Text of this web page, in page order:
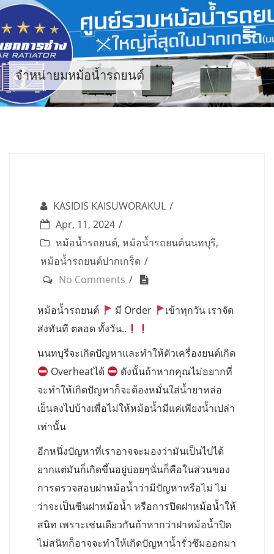
Skip
content
จำหน่ายมหม้อน้ำรถยนต์
KASIDIS KAISUWORAKUL
Apr, 11, 2024
หม้อน้ำรถยนต์, หม้อน้ำรถยนต์นนทบุรี,
หม้อน้ำรถยนต์ปากเกร็ด
No Comments
หม้อน้ำรถยนต์ มี Order
เข้าทุกวัน เราจัด
ส่งทันที ตลอด ทั้งวัน..
นนทบุรีจะเกิดปัญหาและทำให้ตัวเครื่องยนต์เกิด
Overheatได้
ดังนั้นถ้าหากคุณไม่อยากที่
จะทำให้เกิดปัญหาก็จะต้องหมั่นใส่น้ำยาหล่อ
เย็นลงไปบ้างเพื่อไม่ให้หม้อน้ำมีแค่เพียงน้ำเปล่า
เท่านั้น
อีกหนึ่งปัญหาที่เราอาจจะมองว่ามันเป็นไปได้
ยากแต่มันก็เกิดขึ้นอยู่บ่อยๆนั่นก็คือในส่วนของ
การตรวจสอบฝาหม้อน้ำว่ามีปัญหาหรือไม่ ไม่
ว่าจะเป็นซีนฝาหม้อน้ำ หรือการปิดฝาหม้อน้ำให้
สนิท เพราะเช่นเดียวกันถ้าหากว่าฝาหม้อน้ำปิด
ไม่สนิทก็อาจจะทำให้เกิดปัญหาน้ำรั่วซึมออกมา